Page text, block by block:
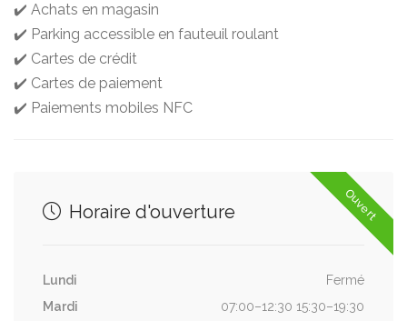
✔️ Achats en magasin
✔️ Parking accessible en fauteuil roulant
✔️ Cartes de crédit
✔️ Cartes de paiement
✔️ Paiements mobiles NFC
Ouvert
Horaire d'ouverture
Lundi
Fermé
Mardi
07:00–12:30 15:30–19:30